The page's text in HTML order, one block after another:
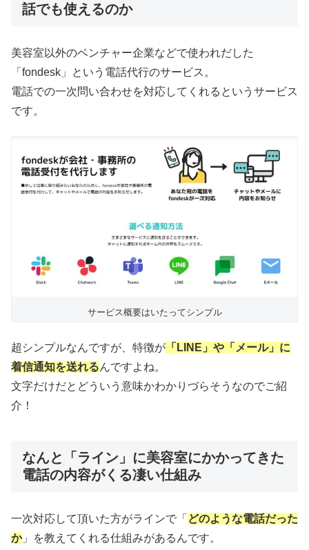
話でも使えるのか
美容室以外のベンチャー企業などで使われだした
「fondesk」という電話代行のサービス。
電話での一次問い合わせを対応してくれるというサービス
です。
サービス概要はいたってシンプル
超シンプルなんですが、特徴が 「LINE」や「メール」に
着信通知を送れるんですよね。
文字だけだとどういう意味かわかりづらそうなのでご紹
介！
なんと「ライン」に美容室にかかってきた
電話の内容がくる凄い仕組み
一次対応して頂いた方がラインで「 どのような電話だった
か」を教えてくれる仕組みがあるんです。